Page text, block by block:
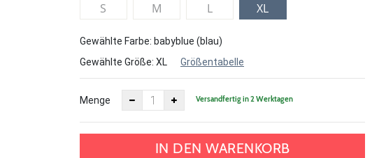
S M L XL
Gewählte Farbe: babyblue (blau)
Gewählte Größe: XL Größentabelle
Menge Versandfertig in 2 Werktagen
IN DEN WARENKORB